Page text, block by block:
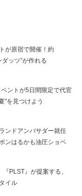
が原宿で開催！約
ッツ”が作れる
ントが5日間限定で代官
"を見つけよう
ンドアンバサダー就任
ンはるかも油圧ショベ
PLST』が提案する、
イル